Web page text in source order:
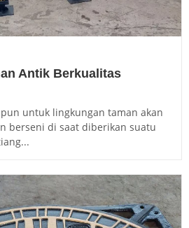
Antik Berkualitas
untuk lingkungan taman akan
berseni di saat diberikan suatu